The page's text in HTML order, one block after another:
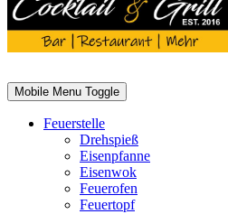
Mobile Menu Toggle
Feuerstelle
Drehspieß
Eisenpfanne
Eisenwok
Feuerofen
Feuertopf